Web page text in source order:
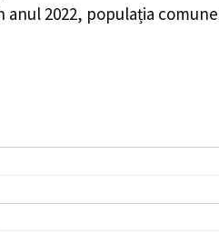
2022, populația